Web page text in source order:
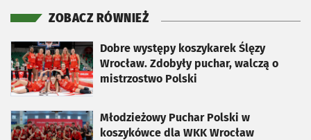
ZOBACZ RÓWNIEŻ
Dobre występy koszykarek Ślęzy
Wrocław. Zdobyły puchar, walczą o
mistrzostwo Polski
otworzy się w nowej karcie
Młodzieżowy Puchar Polski w
koszykówce dla WKK Wrocław
otworzy się w nowej karcie